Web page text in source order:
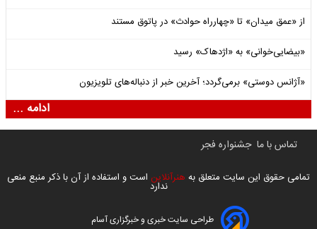
از «عمق میدان» تا «چهارراه حوادث» در پاتوق مستند
«بیضایی‌خوانی» به «اژدهاک» رسید
«آژانس دوستی» برمی‌گردد؛ آخرین خبر از دنباله‌های تلویزیون
ادامه ...
تماس با ما جشنواره فجر
تمامی حقوق این سایت متعلق به هنرآنلاین است و استفاده از آن با ذکر منبع منعی
ندارد
طراحی سایت خبری و خبرگزاری آسام